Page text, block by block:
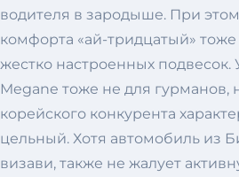
водителя в зародыше. При
комфорта «ай-тридцатый» тоже
жестко настроенных подвесок.
Megane тоже не для гурманов,
корейского конкурента
цельный. Хотя автомобиль из
визави, также не жалует